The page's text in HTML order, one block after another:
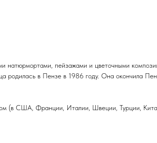
натюрмортами, пейзажами и цветочными
родилась в Пензе в 1986 году. Она окончила
(в США, Франции, Италии, Швеции, Турции,